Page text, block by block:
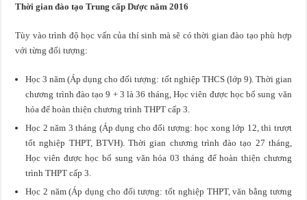
Thời gian đào tạo Trung cấp Dược năm 2016
Tùy vào trình độ học vấn của thí sinh mà sẽ có thời gian đào tạo phù hợp
với từng đối tượng:
Học 3 năm (Áp dụng cho đối tượng: tốt nghiệp THCS (lớp 9). Thời gian
chương trình đào tạo 9 + 3 là 36 tháng, Học viên được học bổ sung văn
hóa để hoàn thiện chương trình THPT cấp 3.
Học 2 năm 3 tháng (Áp dụng cho đối tượng: học xong lớp 12, thi trượt
tốt nghiệp THPT, BTVH). Thời gian chương trình đào tạo 27 tháng,
Học viên được học bổ sung văn hóa 03 tháng để hoàn thiện chương
trình THPT cấp 3.
Học 2 năm (Áp dụng cho đối tượng: tốt nghiệp THPT, văn bằng tương